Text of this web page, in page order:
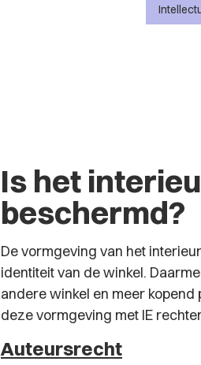
Is het
beschermd?
De vormgeving van het
identiteit van de winkel.
andere winkel en meer kopend
deze vormgeving met IE
Auteursrecht